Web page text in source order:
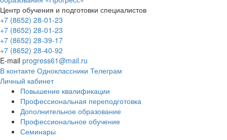
Центр обучения и подготовки специалистов
+7 (8652) 28-01-23
+7 (8652) 28-01-23
+7 (8652) 28-39-17
+7 (8652) 28-40-92
E-mail progress61@mail.ru
В контакте Одноклассники Телеграм
Личный кабинет
Повышение квалификации
Профессиональная переподготовка
Дополнительное образование
Профессиональное обучение
Семинары